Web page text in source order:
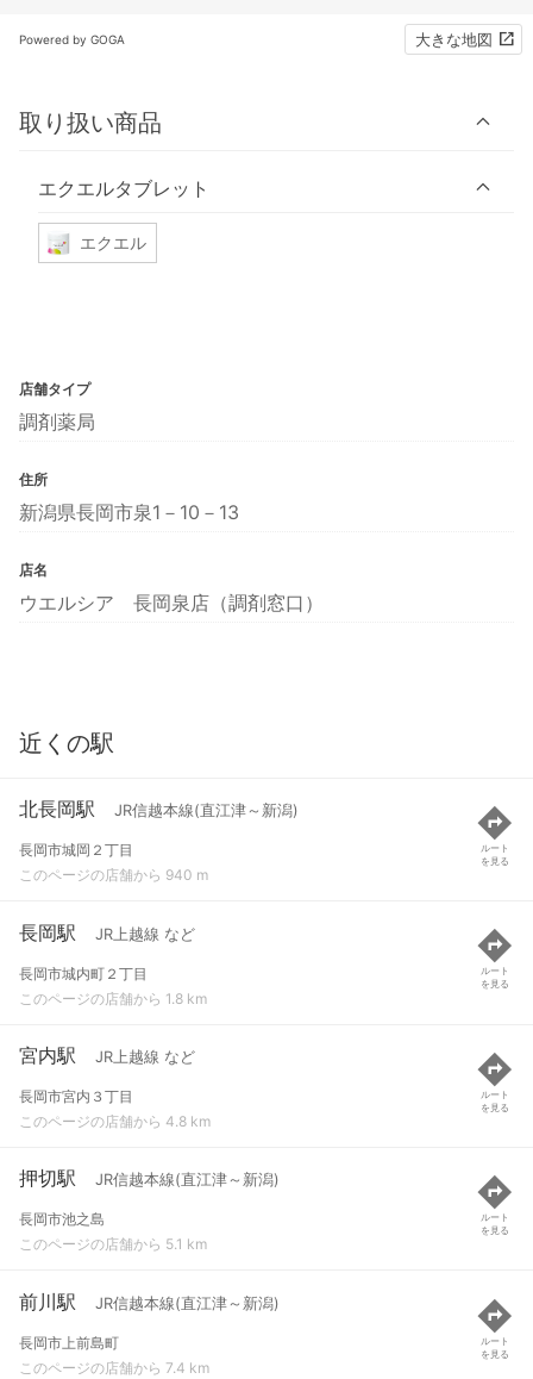
Powered by GOGA 大きな地図
取り扱い商品
エクエルタブレット
エクエル
店舗タイプ
調剤薬局
住所
新潟県長岡市泉1－10－13
店名
ウエルシア 長岡泉店（調剤窓口）
近くの駅
北長岡駅 JR信越本線(直江津～新潟)
長岡市城岡２丁目
このページの店舗から 940 m
ルート
を見る
長岡駅 JR上越線 など
長岡市城内町２丁目
このページの店舗から 1.8 km
ルート
を見る
宮内駅 JR上越線 など
長岡市宮内３丁目
このページの店舗から 4.8 km
ルート
を見る
押切駅 JR信越本線(直江津～新潟)
長岡市池之島
このページの店舗から 5.1 km
ルート
を見る
前川駅 JR信越本線(直江津～新潟)
長岡市上前島町
このページの店舗から 7.4 km
ルート
を見る